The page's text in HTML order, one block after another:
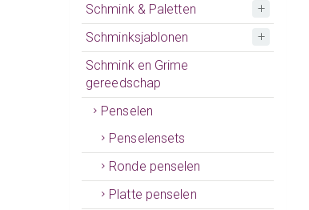
Schmink & Paletten
Schminksjablonen
Schmink en Grime
gereedschap
Penselen
Penselensets
Ronde penselen
Platte penselen